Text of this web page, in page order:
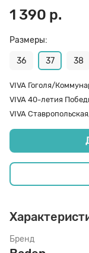
1 390 р.
Размеры:
36 37 38
VIVA Гоголя/
VIVA 40-летия
VIVA
Бренд
70 den
8 den
Подпяточники
Полустельки
Пропитка
Растяжитель
Рожки